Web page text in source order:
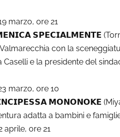
marzo, ore 21
𝗦𝗣𝗘𝗖𝗜𝗔𝗟𝗠𝗘𝗡𝗧𝗘
con la
Caselli e la presidente del
marzo, ore 10
𝗠𝗢𝗡𝗢𝗡𝗢𝗞𝗘
adatta a bambini e
aprile, ore 21